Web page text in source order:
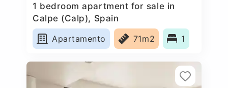
1 bedroom apartment for sale in
Calpe (Calp), Spain
Apartamento
71m2 1